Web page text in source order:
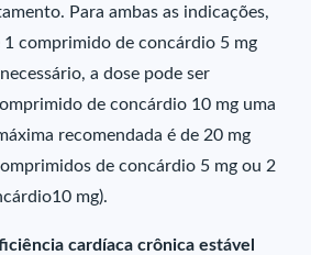
Para ambas as indicações,
1 comprimido de concárdio 5 mg
a dose pode ser
de concárdio 10 mg uma
recomendada é de 20 mg
de concárdio 5 mg ou 2
mg).
cardíaca crônica estável